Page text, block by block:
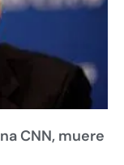
CNN, muere